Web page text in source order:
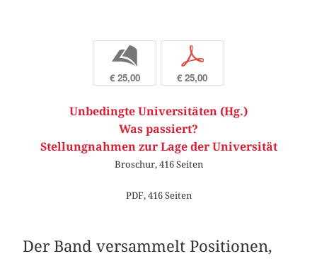
b
€ 25,00
p
€ 25,00
Unbedingte Universitäten (Hg.)
Was passiert?
Stellungnahmen zur Lage der Universität
Broschur, 416 Seiten
PDF, 416 Seiten
Der Band versammelt Positionen,